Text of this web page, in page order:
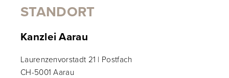
STANDORT
Kanzlei Aarau
Laurenzenvorstadt 21 | Postfach
CH-5001 Aarau